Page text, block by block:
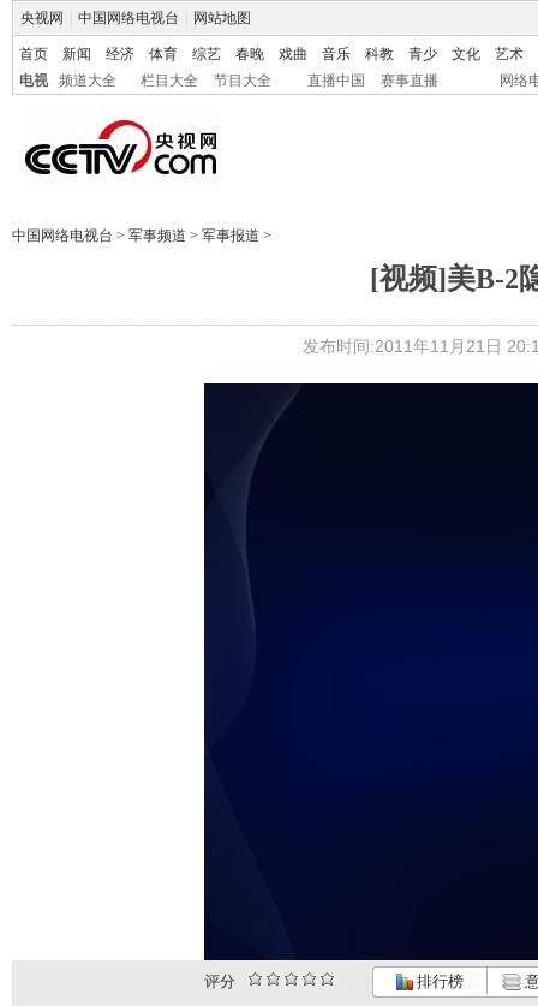
央视网 中国网络电视台 网站地图
首页 新闻 经济 体育 综艺 春晚 戏曲 音乐 科教 青少 文化
艺术
电视
频道大全 栏目大全 节目大全 直播中国 赛事直播 网络
中国网络电视台 > 军事频道 > 军事报道 >
[视频]美B-2
发布时间:2011年11月21日
评分 排行榜